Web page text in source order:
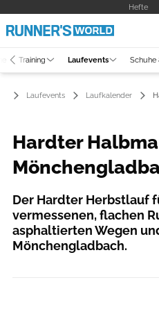
Hefte
Training Laufevents Schuhe
Laufevents Laufkalender
Hardter
Der Hardter Herbstlauf
vermessenen, flachen
asphaltierten Wegen
Mönchengladbach.